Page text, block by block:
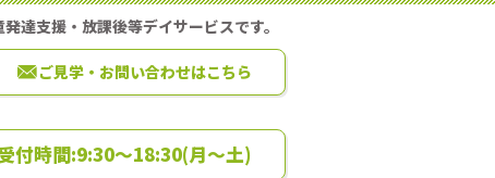
達支援・放課後等デイサービスです。
ご見学・お問い合わせはこちら
付時間:9:30～18:30(月～土)